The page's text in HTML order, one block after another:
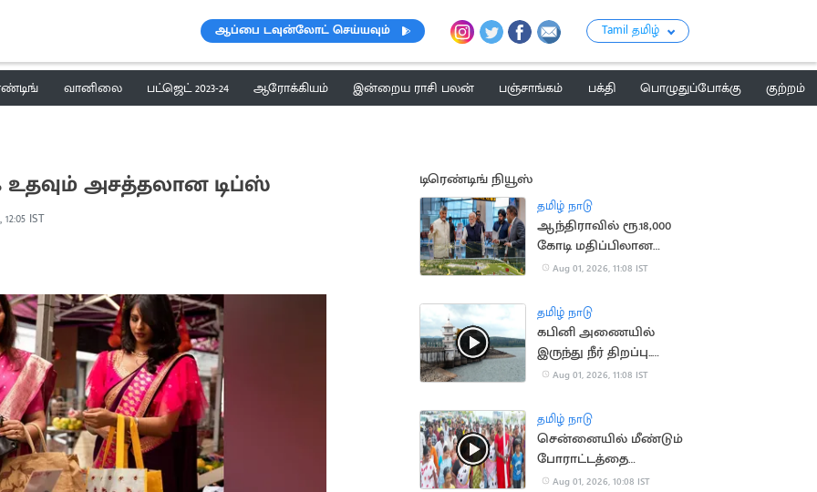
ஆப்பை டவுன்லோட் செய்யவும் Tamil தமிழ்
வானிலை பட்ஜெட் 2023-24 ஆரோக்கியம் இன்றைய ராசி பலன் பஞ்சாங்கம் பக்தி பொழுதுப்போக்கு
குற்றம்
அசத்தலான டிப்ஸ்
12:05 IST
டிரெண்டிங் நியூஸ்
தமிழ் நாடு
ஆந்திராவில் ரூ.18,000
கோடி மதிப்பிலான
திட்டங்களுக்கு அடிக்கல்
Aug 01, 2026, 11:08 IST
தமிழ் நாடு
கபினி அணையில்
இருந்து நீர் திறப்பு..
தமிழ்நாட்டிற்கு தண்ணீர்
Aug 01, 2026, 11:08 IST
தமிழ் நாடு
சென்னையில் மீண்டும்
போராட்டத்தை
தொடங்கிய தூய்மை
Aug 01, 2026, 10:08 IST